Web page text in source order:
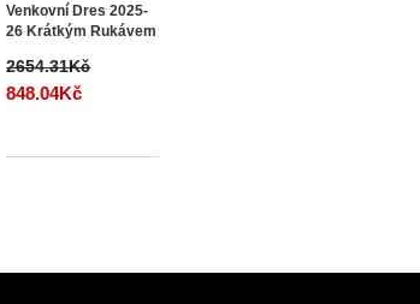
Venkovní Dres 2025-
26 Krátkým Rukávem
2654.31Kč
848.04Kč